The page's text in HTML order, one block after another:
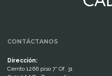
CONTÁCTANOS
Dirección:
Cerrito 1266 piso 7° Of. 31